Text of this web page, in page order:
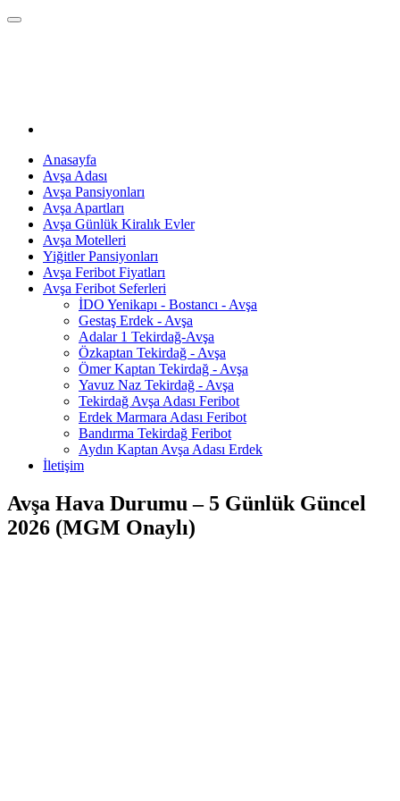
Anasayfa
Avşa Adası
Avşa Pansiyonları
Avşa Apartları
Avşa Günlük Kiralık Evler
Avşa Motelleri
Yiğitler Pansiyonları
Avşa Feribot Fiyatları
Avşa Feribot Seferleri
İDO Yenikapı - Bostancı - Avşa
Gestaş Erdek - Avşa
Adalar 1 Tekirdağ-Avşa
Özkaptan Tekirdağ - Avşa
Ömer Kaptan Tekirdağ - Avşa
Yavuz Naz Tekirdağ - Avşa
Tekirdağ Avşa Adası Feribot
Erdek Marmara Adası Feribot
Bandırma Tekirdağ Feribot
Aydın Kaptan Avşa Adası Erdek
İletişim
Avşa Hava Durumu – 5 Günlük Güncel
2026 (MGM Onaylı)